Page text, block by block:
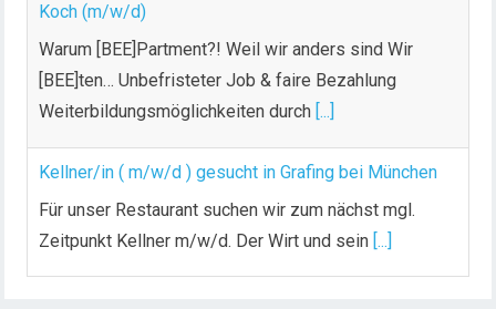
Koch (m/w/d)
Warum [BEE]Partment?! Weil wir anders sind Wir
[BEE]ten… Unbefristeter Job & faire Bezahlung
Weiterbildungsmöglichkeiten durch [...]
Kellner/in ( m/w/d ) gesucht in Grafing bei München
Für unser Restaurant suchen wir zum nächst mgl.
Zeitpunkt Kellner m/w/d. Der Wirt und sein [...]